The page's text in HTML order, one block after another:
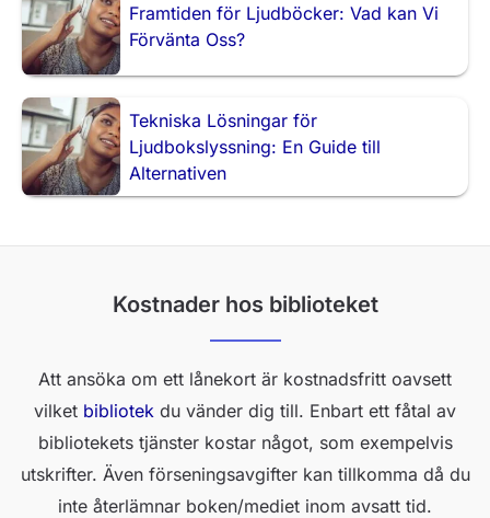
Framtiden för Ljudböcker: Vad kan Vi
Förvänta Oss?
Tekniska Lösningar för
Ljudbokslyssning: En Guide till
Alternativen
Kostnader hos biblioteket
Att ansöka om ett lånekort är kostnadsfritt oavsett
vilket bibliotek du vänder dig till. Enbart ett fåtal av
bibliotekets tjänster kostar något, som exempelvis
utskrifter. Även förseningsavgifter kan tillkomma då du
inte återlämnar boken/mediet inom avsatt tid.